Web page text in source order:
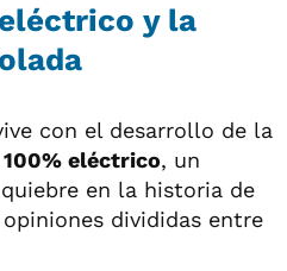
y la
con el desarrollo de la
eléctrico, un
en la historia de
divididas entre